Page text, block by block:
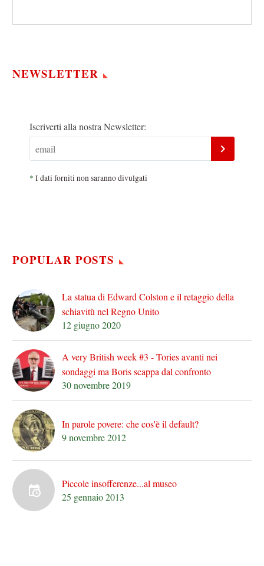
NEWSLETTER
Iscriverti alla nostra Newsletter:
* I dati forniti non saranno divulgati
POPULAR POSTS
La statua di Edward Colston e il retaggio della
schiavitù nel Regno Unito
12 giugno 2020
A very British week #3 - Tories avanti nei
sondaggi ma Boris scappa dal confronto
30 novembre 2019
In parole povere: che cos'è il default?
9 novembre 2012
Piccole insofferenze...al museo
25 gennaio 2013